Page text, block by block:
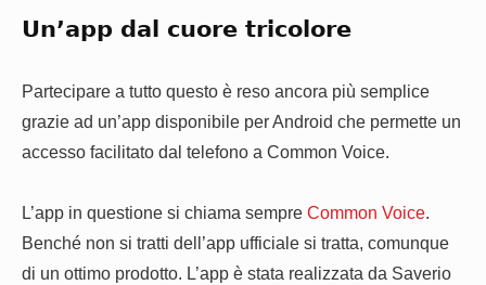
Un’app dal cuore tricolore
Partecipare a tutto questo è reso ancora più semplice
grazie ad un’app disponibile per Android che permette un
accesso facilitato dal telefono a Common Voice.
L’app in questione si chiama sempre Common Voice.
Benché non si tratti dell’app ufficiale si tratta, comunque
di un ottimo prodotto. L’app è stata realizzata da Saverio